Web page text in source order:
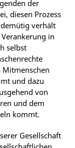
der
diesen Prozess
verhält
in
selbst
Mitmenschen
und dazu
von
und dem
kommt.
Gesellschaft